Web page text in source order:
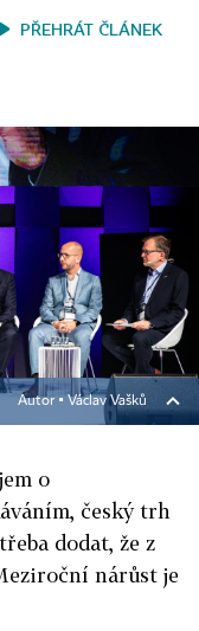
PŘEHRÁT ČLÁNEK
Autor ▪ Václav Vašků
o
český trh
dodat, že z
nárůst je